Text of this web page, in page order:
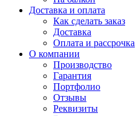
Доставка и оплата
Как сделать заказ
Доставка
Оплата и рассрочка
О компании
Производство
Гарантия
Портфолио
Отзывы
Реквизиты